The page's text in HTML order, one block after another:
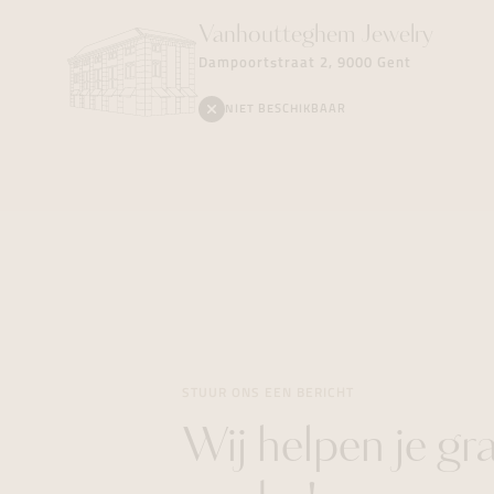
Vanhoutteghem Jewelry
Dampoortstraat 2, 9000 Gent
NIET BESCHIKBAAR
Wij helpen je